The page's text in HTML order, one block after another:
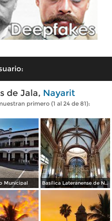
de Jala, Nayarit
primero (1 al 24 de 81):
Municipal Basílica Lateranense de N.S. de la Asunción